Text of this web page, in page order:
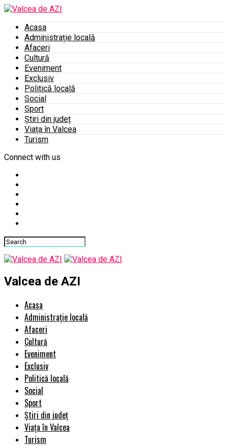
Acasa
Administrație locală
Afaceri
Cultură
Eveniment
Exclusiv
Politică locală
Social
Sport
Știri din județ
Viața în Valcea
Turism
Connect with us
Valcea de AZI
Acasa
Administrație locală
Afaceri
Cultură
Eveniment
Exclusiv
Politică locală
Social
Sport
Știri din județ
Viața în Valcea
Turism